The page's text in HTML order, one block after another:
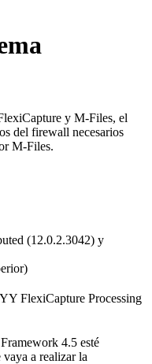
y M-Files, el
del firewall necesarios
M-Files.
(12.0.2.3042) y
FlexiCapture Processing
4.5 esté
a realizar la